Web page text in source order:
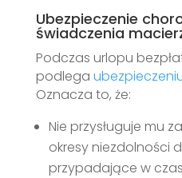
Ubezpieczenie
świadczenia
Podczas urlopu
podlega
Oznacza to, że:
Nie przysługuje mu
okresy niezdolności
przypadające w